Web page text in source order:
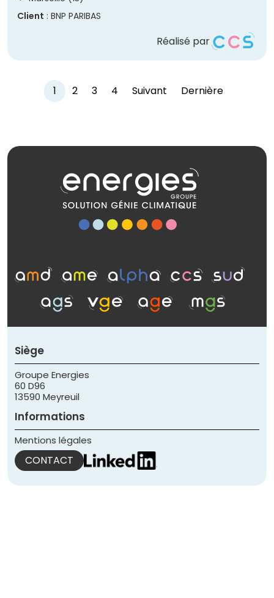
Client : BNP PARIBAS
Réalisé par
1(current)
2 3 4 Suivant Dernière
Siège
Groupe Energies
60 D96
13590 Meyreuil
Informations
Mentions légales
CONTACT